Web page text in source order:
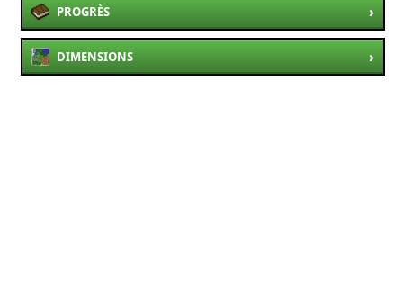
PROGRÈS ›
DIMENSIONS ›